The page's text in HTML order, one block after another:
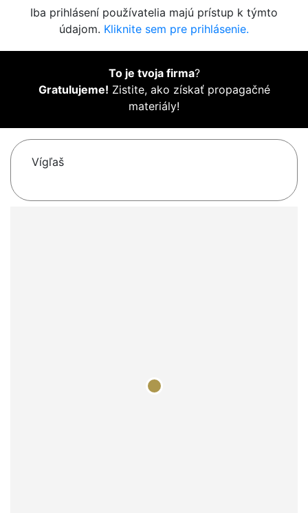
Iba prihlásení používatelia majú prístup k týmto
údajom. Kliknite sem pre prihlásenie.
To je tvoja firma?
Gratulujeme! Zistite, ako získať propagačné
materiály!
Vígľaš